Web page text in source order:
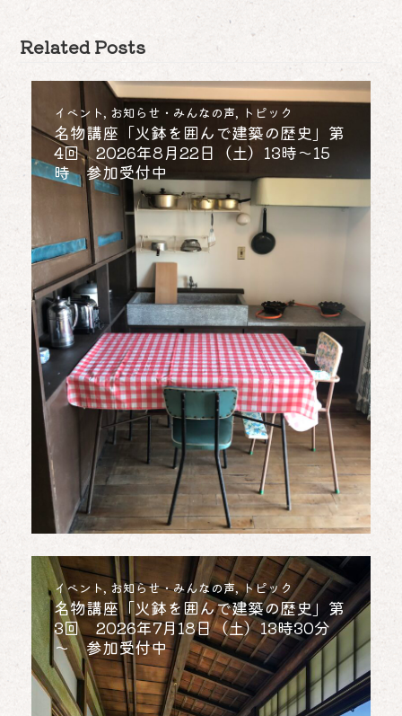
Related Posts
イベント, お知らせ・みんなの声, トピック
名物講座「火鉢を囲んで建築の歴史」第
4回 2026年8月22日（土）13時～15
時 参加受付中
イベント, お知らせ・みんなの声,トピック
名物講座「火鉢を囲んで建築の歴史」第
3回 2026年7月18日（土）13時30分
～ 参加受付中